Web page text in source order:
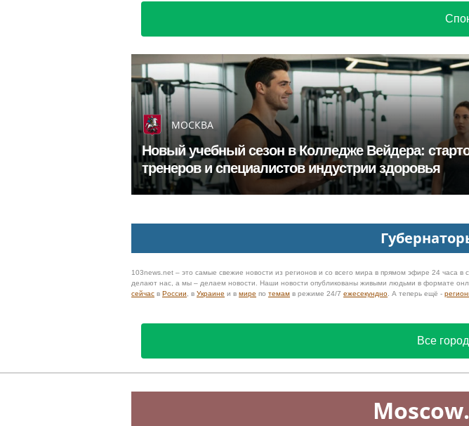
МОСКВА
Новый учебный сезон в Колледже Вейдера:
тренеров и специалистов индустрии здоровья
103news.net – это самые свежие новости из регионов и со всего мира в прямом эфире 24 часа
делают нас, а мы – делаем новости. Наши новости опубликованы живыми людьми в формате
сейчас в России , в Украине и в мире по темам в режиме 24/7 ежесекундно . А теперь ещё -
Все